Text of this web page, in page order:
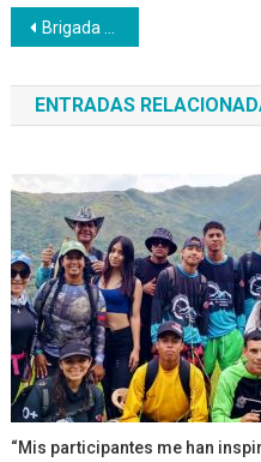
Navegación
de
entradas
Brigada productiva del CFS Artes Gráfica elaboró 150 cuadernos en el Zulia
ENTRADAS
“Mis participantes me han